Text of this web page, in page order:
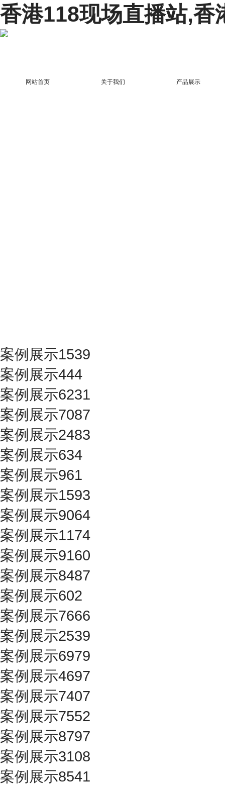
香港118现场直播站,香
网站首页 关于我们 产品展示
案例展示1539
案例展示444
案例展示6231
案例展示7087
案例展示2483
案例展示634
案例展示961
案例展示1593
案例展示9064
案例展示1174
案例展示9160
案例展示8487
案例展示602
案例展示7666
案例展示2539
案例展示6979
案例展示4697
案例展示7407
案例展示7552
案例展示8797
案例展示3108
案例展示8541